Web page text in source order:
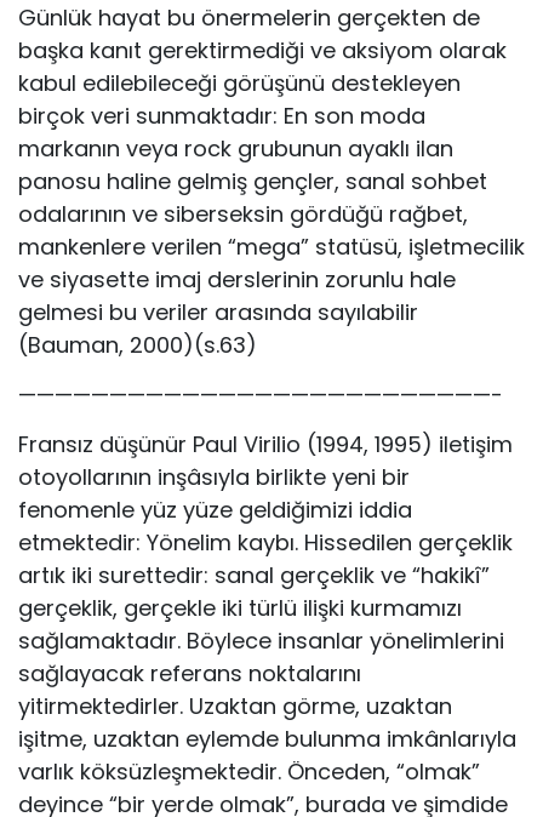
Günlük hayat bu önermelerin gerçekten de
başka kanıt gerektirmediği ve aksiyom olarak
kabul edilebileceği görüşünü destekleyen
birçok veri sunmaktadır: En son moda
markanın veya rock grubunun ayaklı ilan
panosu haline gelmiş gençler, sanal sohbet
odalarının ve siberseksin gördüğü rağbet,
mankenlere verilen “mega” statüsü, işletmecilik
ve siyasette imaj derslerinin zorunlu hale
gelmesi bu veriler arasında sayılabilir
(Bauman, 2000)(s.63)
——————————————————————————-
Fransız düşünür Paul Virilio (1994, 1995) iletişim
otoyollarının inşâsıyla birlikte yeni bir
fenomenle yüz yüze geldiğimizi iddia
etmektedir: Yönelim kaybı. Hissedilen gerçeklik
artık iki surettedir: sanal gerçeklik ve “hakikî”
gerçeklik, gerçekle iki türlü ilişki kurmamızı
sağlamaktadır. Böylece insanlar yönelimlerini
sağlayacak referans noktalarını
yitirmektedirler. Uzaktan görme, uzaktan
işitme, uzaktan eylemde bulunma imkânlarıyla
varlık köksüzleşmektedir. Önceden, “olmak”
deyince “bir yerde olmak”, burada ve şimdide